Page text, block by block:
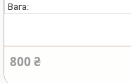
Вага:
800 ₴